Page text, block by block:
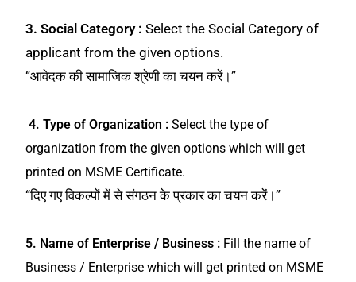
3. Social Category :Select the Social Category of
applicant from the given options.
“आवेदक की सामाजिक श्रेणी का चयन करें।”
4. Type of Organization : Select the type of
organization from the given options which will get
printed on MSME Certificate.
“दिए गए विकल्पों में से संगठन के प्रकार का चयन करें।”
5. Name of Enterprise / Business : Fill the name of
Business / Enterprise which will get printed on MSME